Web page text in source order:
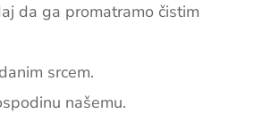
da ga promatramo čistim
srcem.
našemu.